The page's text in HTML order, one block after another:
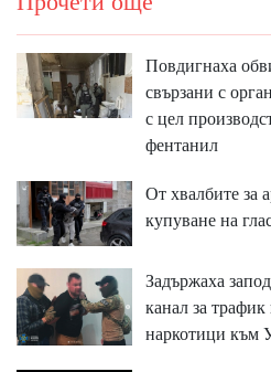
Повдигнаха
свързани с
с цел
фентанил
От хвалбите за
купуване на
Задържаха
канал за
наркотици към